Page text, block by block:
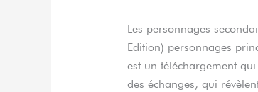
Les personnages
Edition) personnages
est un téléchargement
des échanges, qui